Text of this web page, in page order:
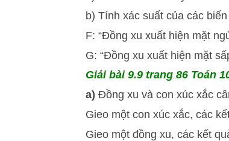
b) Tính xác suất của các
F: “Đồng xu xuất hiện mặt
G: “Đồng xu xuất hiện mặt
Giải bài 9.9 trang 86 Toán
a) Đồng xu và con xúc xắc
Gieo một con xúc xắc, các
Gieo một đồng xu, các kết